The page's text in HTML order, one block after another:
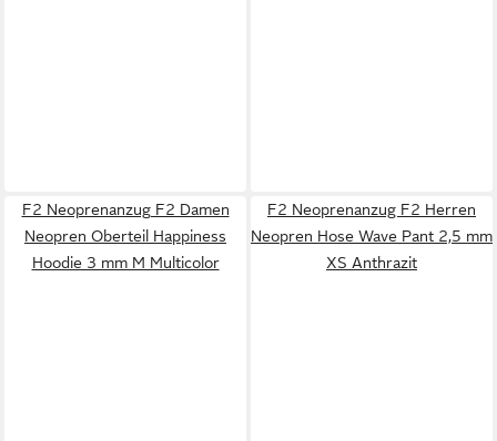
F2 Neoprenanzug F2 Damen
Neopren Oberteil Happiness
Hoodie 3 mm M Multicolor
F2 Neoprenanzug F2 Herren
Neopren Hose Wave Pant 2,5 mm
XS Anthrazit